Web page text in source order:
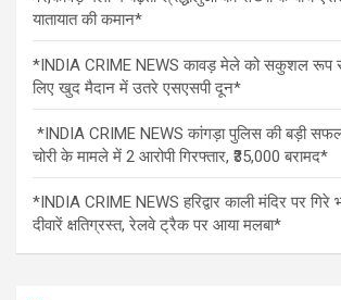
यातायात की कमान*
*INDIA CRIME NEWS कावड़ मेले को सकुशल रूप
लिए खुद मैदान में उतरे एसएसपी दून*
*INDIA CRIME NEWS कांगड़ा पुलिस की बड़ी
चोरी के मामले में 2 आरोपी गिरफ्तार, ₹35,000 बरामद*
*INDIA CRIME NEWS हरिद्वार काली मंदिर पर गिरे
दीवारें क्षतिग्रस्त, रेलवे ट्रैक पर आया मलबा*